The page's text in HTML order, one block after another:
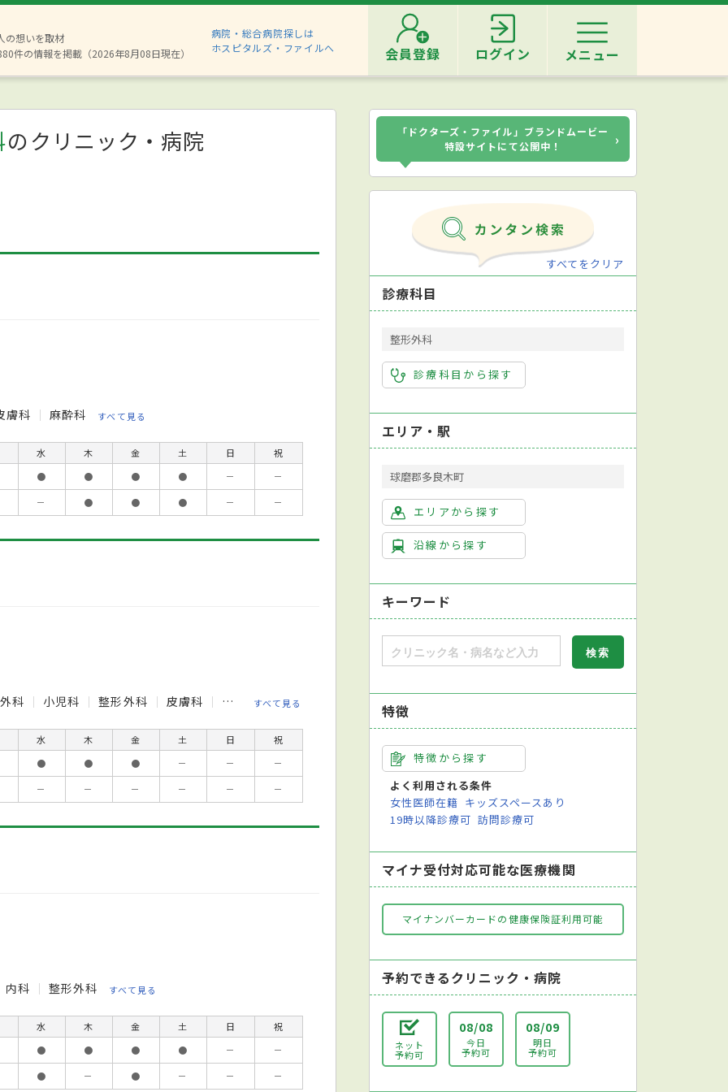
の想いを取材
件の情報を掲載（2026年8月08日現在）
病院・総合病院探しは
ホスピタルズ・ファイルへ
会員登録 ログイン メニュー
のクリニック・病院
膚科 麻酔科 すべて見る
水 木 金 土 日
祝
●
● ● ● －
－
－
● ● ● － －
科 小児科 整形外科 皮膚科 泌尿器科 産婦人科
すべて見る
水 木 金 土 日
祝
●
● ● － －
－
－
－ － － － －
内科 整形外科 すべて見る
水 木 金 土 日
祝
●
● ● ● －
－
●
－ ● － － －
「ドクターズ・ファイル」ブランドムービー
特設サイトにて公開中！
›
すべてをクリア
診療科目
整形外科
診療科目から探す
エリア・駅
球磨郡多良木町
エリアから探す
沿線から探す
キーワード
特徴
特徴から探す
よく利用される条件
女性医師在籍 キッズスペースあり
19時以降診療可 訪問診療可
マイナ受付対応可能な医療機関
マイナンバーカードの健康保険証利用可能
予約できるクリニック・病院
ネット
予約可
08/08
今日
予約可
08/09
明日
予約可